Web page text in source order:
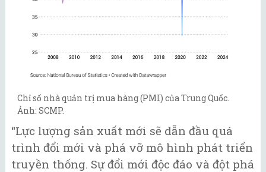
Chỉ số nhà quản trị mua hàng (PMI) của Trung Quốc.
Ảnh: SCMP.
“Lực lượng sản xuất mới sẽ dẫn đầu quá
trình đổi mới và phá vỡ mô hình phát triển
truyền thống. Sự đổi mới độc đáo và đột phá